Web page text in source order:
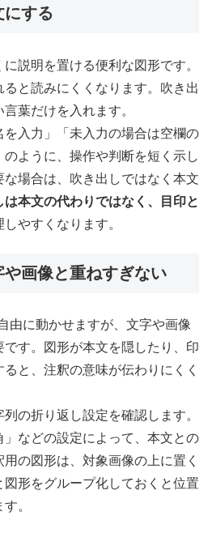
にする
説明を置ける便利な図形です。
と読みにくくなります。吹き出
葉だけを入れます。
入力」「未入力の場合は空欄の
のように、操作や判断を短く示し
な場合は、吹き出しではなく本文
は本文の代わりではなく、目印と
やすくなります。
や画像と重ねすぎない
由に動かせますが、文字や画像
す。図形が本文を隠したり、印
と、注釈の意味が伝わりにくく
の折り返し設定を確認します。
」などの設定によって、本文との
の図形は、対象画像の上に置く
形をグループ化しておくと位置
。